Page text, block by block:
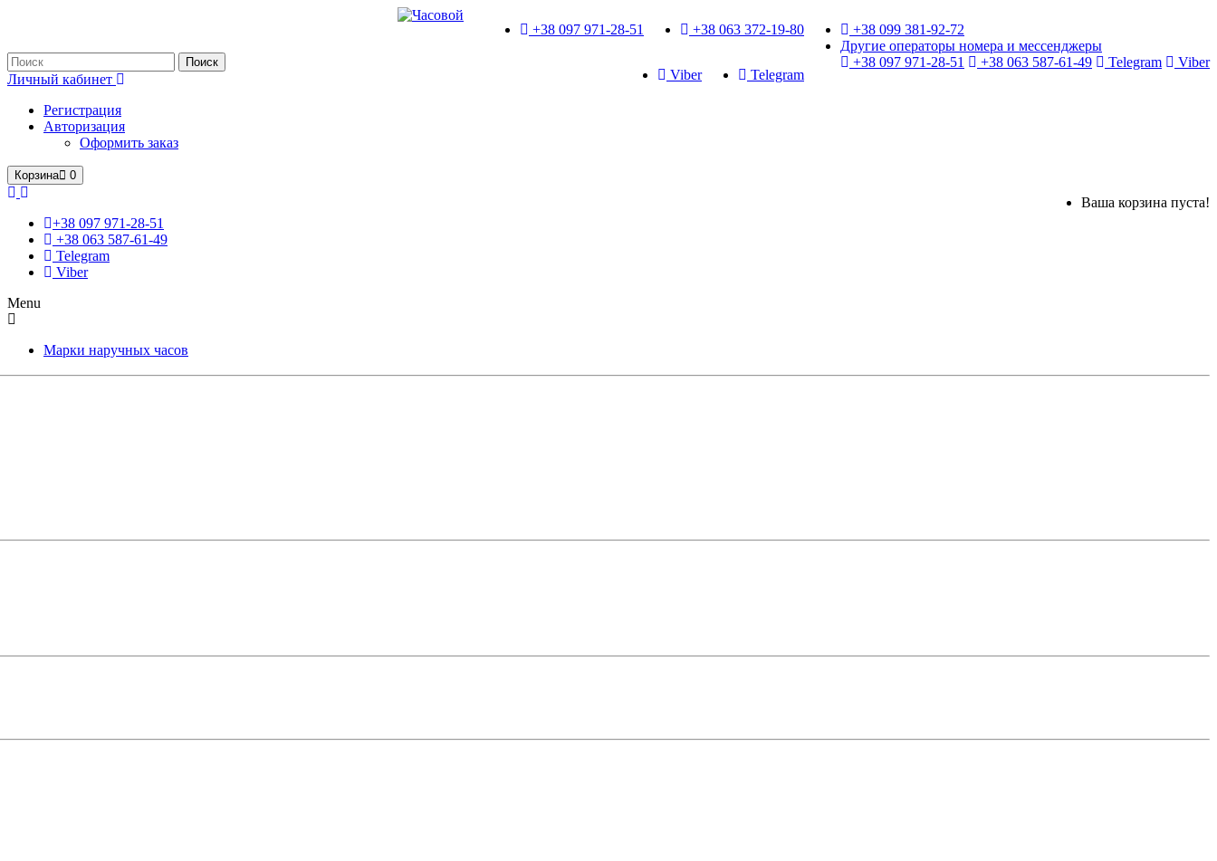
+38 099 381-92-72
Другие операторы номера и мессенджеры
+38 097 971-28-51
+38 063 587-61-49 Telegram Viber
+38 063 372-19-80
+38 097 971-28-51
Telegram
Viber
Поиск
Личный кабинет
Регистрация
Авторизация
Оформить заказ
Корзина 0
Ваша корзина пуста!
+38 097 971-28-51
+38 063 587-61-49
Telegram
Viber
Menu
Марки наручных часов